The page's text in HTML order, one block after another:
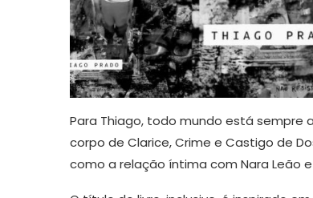
Para Thiago, todo mundo está sempre
corpo de Clarice, Crime e Castigo de
como a relação íntima com Nara Leão